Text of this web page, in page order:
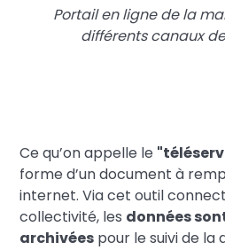
Portail en ligne de la
différents canaux
Ce qu’on appelle le
forme d’un document à
internet. Via cet outil
collectivité, les données
archivées pour le suivi de la